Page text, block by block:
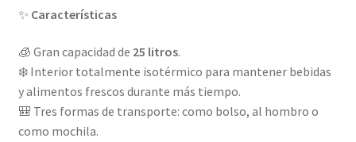
✨ Características
🧊 Gran capacidad de 25 litros.
❄️ Interior totalmente isotérmico para mantener bebidas
y alimentos frescos durante más tiempo.
🎒 Tres formas de transporte: como bolso, al hombro o
como mochila.